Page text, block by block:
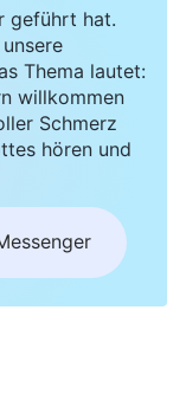
so
ich reagieren
Also betete
gehört,
sind sie
auf Online-
Dich
das
geführt hat.
Thema lautet:
willkommen
Schmerz
hören und